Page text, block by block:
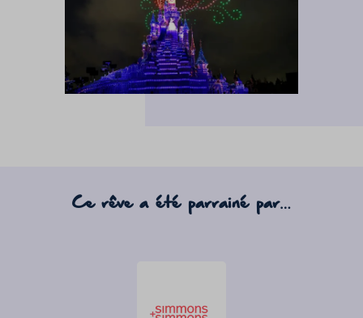
Ce rêve a été parrainé par…